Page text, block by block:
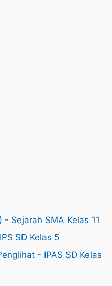
- Sejarah SMA Kelas 11
SD Kelas 5
- IPAS SD Kelas